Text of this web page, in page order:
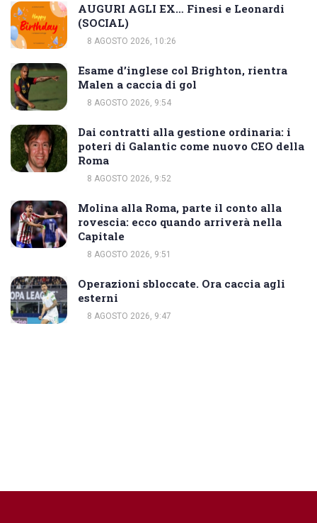
AUGURI AGLI EX… Finesi e Leonardi
(SOCIAL)
8 AGOSTO 2026, 10:26
Esame d’inglese col Brighton, rientra
Malen a caccia di gol
8 AGOSTO 2026, 9:54
Dai contratti alla gestione ordinaria: i
poteri di Galantic come nuovo CEO della
Roma
8 AGOSTO 2026, 9:52
Molina alla Roma, parte il conto alla
rovescia: ecco quando arriverà nella
Capitale
8 AGOSTO 2026, 9:51
Operazioni sbloccate. Ora caccia agli
esterni
8 AGOSTO 2026, 9:47